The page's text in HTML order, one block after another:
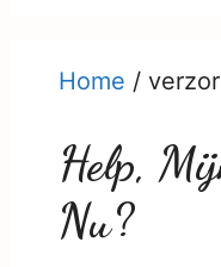
Home /
Help,
Nu?